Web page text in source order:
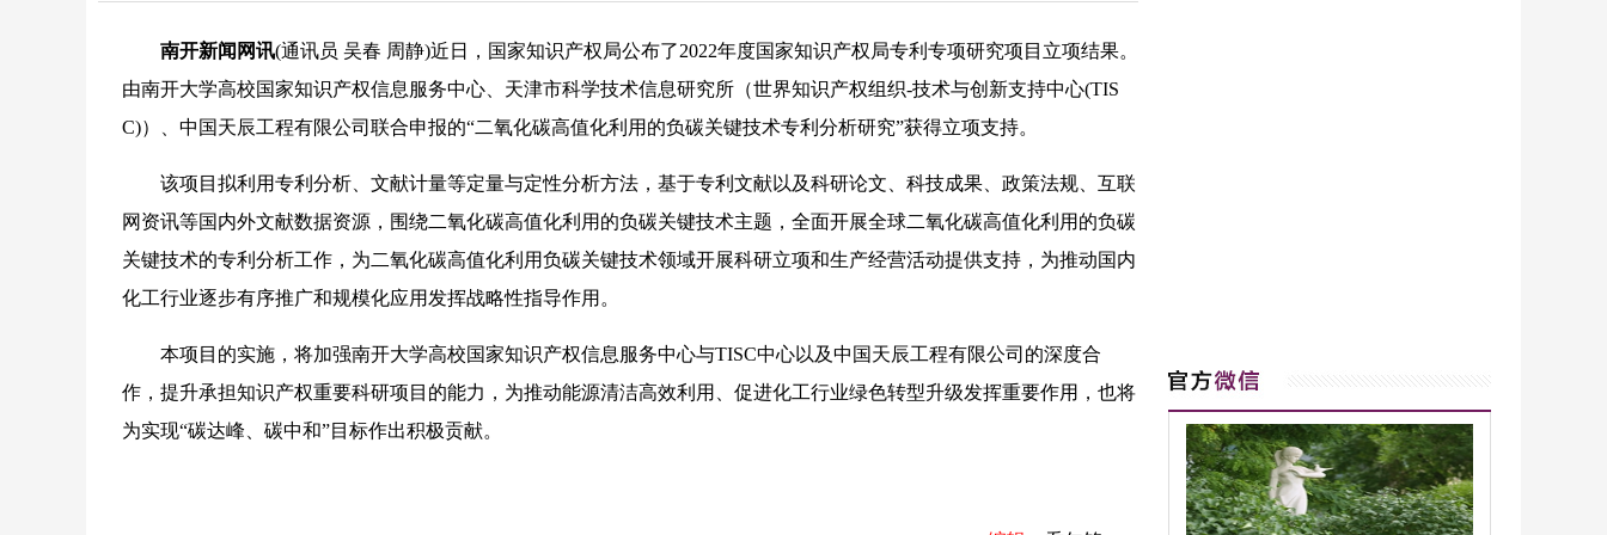
南开新闻网讯(通讯员 吴春 周静)近日，国家知识产权局公布了2022年度国家知识产权局专利专项研究项目立项结果。
由南开大学高校国家知识产权信息服务中心、天津市科学技术信息研究所（世界知识产权组织-技术与创新支持中心(TIS
C)）、中国天辰工程有限公司联合申报的“二氧化碳高值化利用的负碳关键技术专利分析研究”获得立项支持。
该项目拟利用专利分析、文献计量等定量与定性分析方法，基于专利文献以及科研论文、科技成果、政策法规、互联
网资讯等国内外文献数据资源，围绕二氧化碳高值化利用的负碳关键技术主题，全面开展全球二氧化碳高值化利用的负碳
关键技术的专利分析工作，为二氧化碳高值化利用负碳关键技术领域开展科研立项和生产经营活动提供支持，为推动国内
化工行业逐步有序推广和规模化应用发挥战略性指导作用。
本项目的实施，将加强南开大学高校国家知识产权信息服务中心与TISC中心以及中国天辰工程有限公司的深度合
作，提升承担知识产权重要科研项目的能力，为推动能源清洁高效利用、促进化工行业绿色转型升级发挥重要作用，也将
为实现“碳达峰、碳中和”目标作出积极贡献。